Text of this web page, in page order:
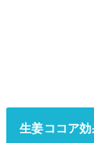
生姜ココア